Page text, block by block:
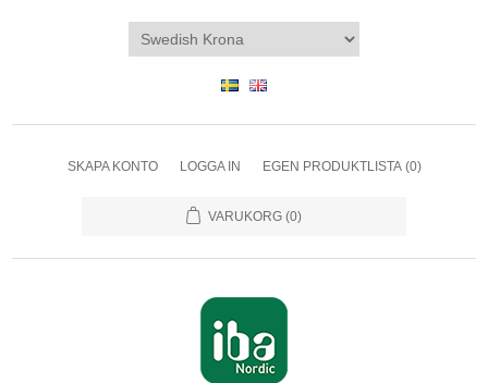
SKAPA KONTO LOGGA IN EGEN PRODUKTLISTA (0)
VARUKORG (0)